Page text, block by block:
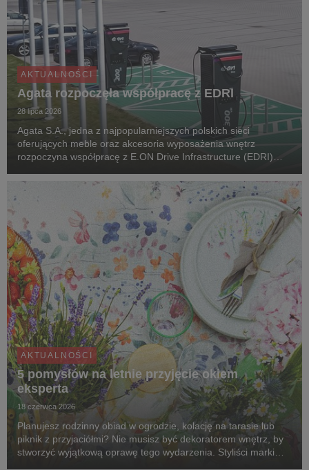
AKTUALNOŚCI
Agata rozpoczęła współpracę z EDRI
28 lipca 2026
Agata S.A., jedna z najpopularniejszych polskich sieci
oferujących meble oraz akcesoria wyposażenia wnętrz
rozpoczyna współpracę z E.ON Drive Infrastructure (EDRI)
pojazdów elektrycznych. Jeszcze w tym roku, pr...
AKTUALNOŚCI
5 pomysłów na letnie przyjęcie okiem
eksperta
18 czerwca 2026
Planujesz rodzinny obiad w ogrodzie, kolację na tarasie lub
piknik z przyjaciółmi? Nie musisz być dekoratorem wnętrz, by
stworzyć wyjątkową oprawę tego wydarzenia. Styliści marki